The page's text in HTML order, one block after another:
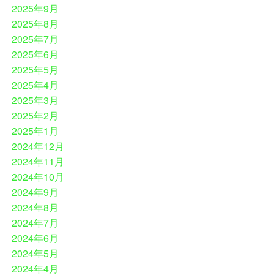
2025年9月
2025年8月
2025年7月
2025年6月
2025年5月
2025年4月
2025年3月
2025年2月
2025年1月
2024年12月
2024年11月
2024年10月
2024年9月
2024年8月
2024年7月
2024年6月
2024年5月
2024年4月